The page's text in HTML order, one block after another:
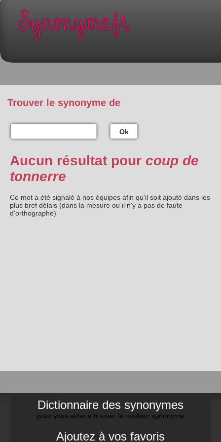
Trouver le synonyme de
Ok
Aucun résultat pour coup de
tonnerre
Ce mot a été signalé à nos équipes afin qu'il soit ajouté dans les
plus bref délais (dans la mesure ou il n'y a pas de faute
d'orthographe)
Dictionnaire des synonymes
pour vous aider à trouver le meilleur synonyme
Ajoutez à vos favoris